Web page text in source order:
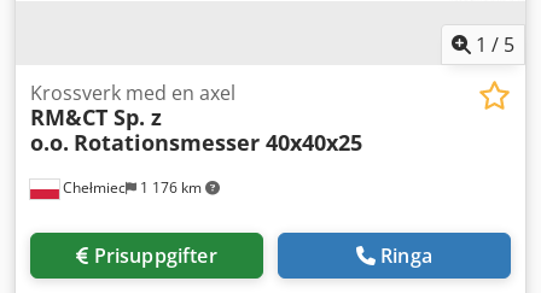
1 / 5
Chełmiec 1 176 km
Krossverk med en axel
RM&CT Sp. z
o.o. Rotationsmesser 40x40x25
Prisuppgifter Ringa